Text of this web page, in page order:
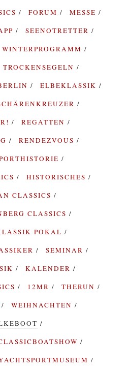
FORUM
MESSE
SEENOTRETTER
WINTERPROGRAMM
TROCKENSEGELN
ELBEKLASSIK
REGATTEN
RENDEZVOUS
HISTORISCHES
CLASSICS
CLASSICS
POKAL
SEMINAR
KALENDER
12MR
THERUN
WEIHNACHTEN